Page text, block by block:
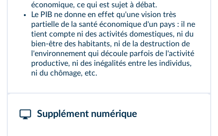
économique, ce qui est sujet à débat.
Le PIB ne donne en effet qu'une vision très
partielle de la santé économique d'un pays : il ne
tient compte ni des activités domestiques, ni du
bien-être des habitants, ni de la destruction de
l'environnement qui découle parfois de l'activité
productive, ni des inégalités entre les individus,
ni du chômage, etc.
Supplément numérique